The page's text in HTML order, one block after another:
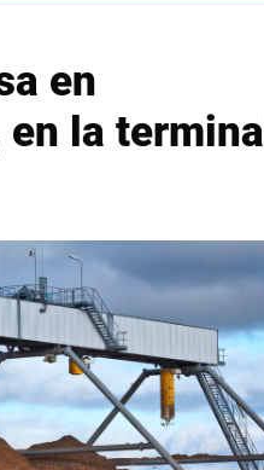
en
la terminal